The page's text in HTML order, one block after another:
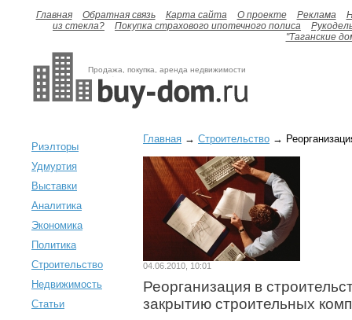
Главная Обратная связь Карта сайта О проекте Реклама
из стекла?
Покупка страхового ипотечного полиса
"Таганские
Продажа, покупка, аренда недвижимости
Риэлторы
Удмуртия
Выставки
Аналитика
Экономика
Политика
Строительство
Недвижимость
Статьи
Главная → Строительство →
04.06.2010, 10:01
Реорганизация в
закрытию строительных